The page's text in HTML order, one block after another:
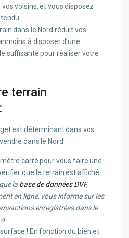
voisins, et vous disposez
dans le Nord réduit vos
à disposer d’une
suffisante pour réaliser votre
terrain
est déterminant dans vos
dans le Nord.
carré pour vous faire une
que le terrain est affiché
la base de données DVF,
en ligne, vous informe sur les
enregistrées dans le
.
! En fonction du bien et